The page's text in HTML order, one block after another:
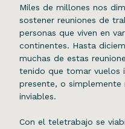
Miles de millones nos
sostener reuniones de
personas que viven en
continentes. Hasta
muchas de estas
tenido que tomar vuelos
presente, o simplemente
inviables.
Con el teletrabajo se